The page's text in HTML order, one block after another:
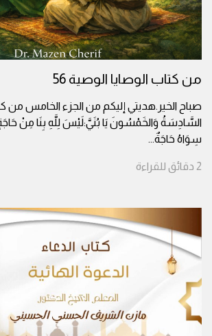
من كتاب الوصايا الوصية 56
صباح الخير.هديتي إليكم من الجزء الخامس من
السَّادِسَةُ وَالخَمْسُونَ يَا بُنَيَّ:لَيْسَ لِلَّهِ بِنَا مِنْ حَاجَةٍ
سِوَاهُ حَاجَةٌ...
2 دقائق للقراءة